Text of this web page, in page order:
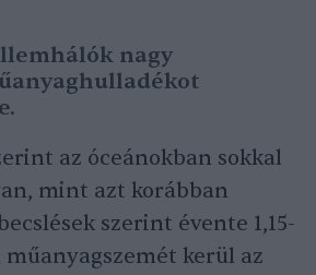
nagy
az óceánokban sokkal
mint azt korábban
szerint évente 1,15-
kerül az